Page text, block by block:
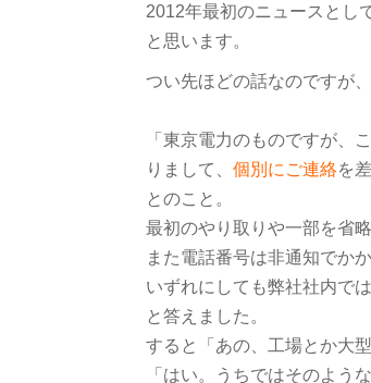
2012年最初のニュースとし
と思います。
つい先ほどの話なのですが
「東京電力のものですが、
りまして、個別にご連絡を
とのこと。
最初のやり取りや一部を省
また電話番号は非通知でか
いずれにしても弊社社内で
と答えました。
すると「あの、工場とか大
「はい。うちではそのよう